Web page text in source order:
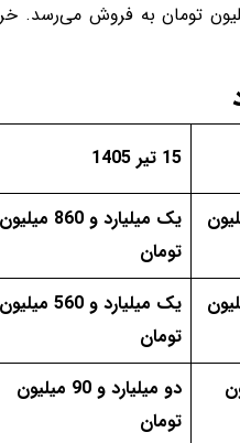
گران‌ترین سواری سایپا با قیمت دو میلیارد و 600 میلیون تومان به فروش
15 تیر 1405
و 860 میلیون
یک میلیارد و 860 میلیون
تومان
560 میلیون
یک میلیارد و 560 میلیون
تومان
دو میلیارد و 90 میلیون
تومان